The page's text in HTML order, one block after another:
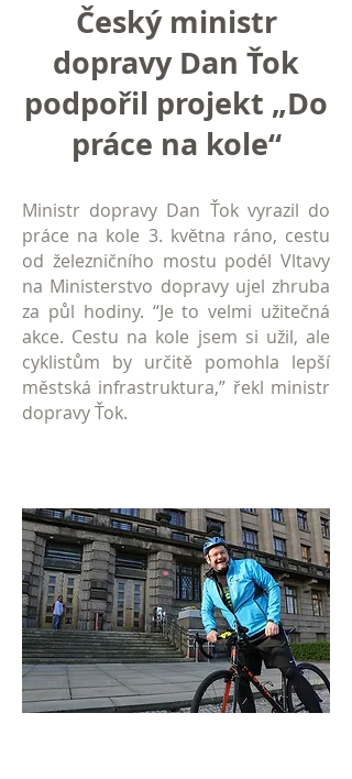
Český ministr
dopravy Dan Ťok
podpořil projekt „Do
práce na kole“
Ministr dopravy Dan Ťok vyrazil do
práce na kole 3. května ráno, cestu
od železničního mostu podél Vltavy
na Ministerstvo dopravy ujel zhruba
za půl hodiny. “Je to velmi užitečná
akce. Cestu na kole jsem si užil, ale
cyklistům by určitě pomohla lepší
městská infrastruktura,” řekl ministr
dopravy Ťok.